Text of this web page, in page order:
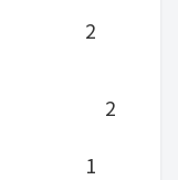
2
2
1